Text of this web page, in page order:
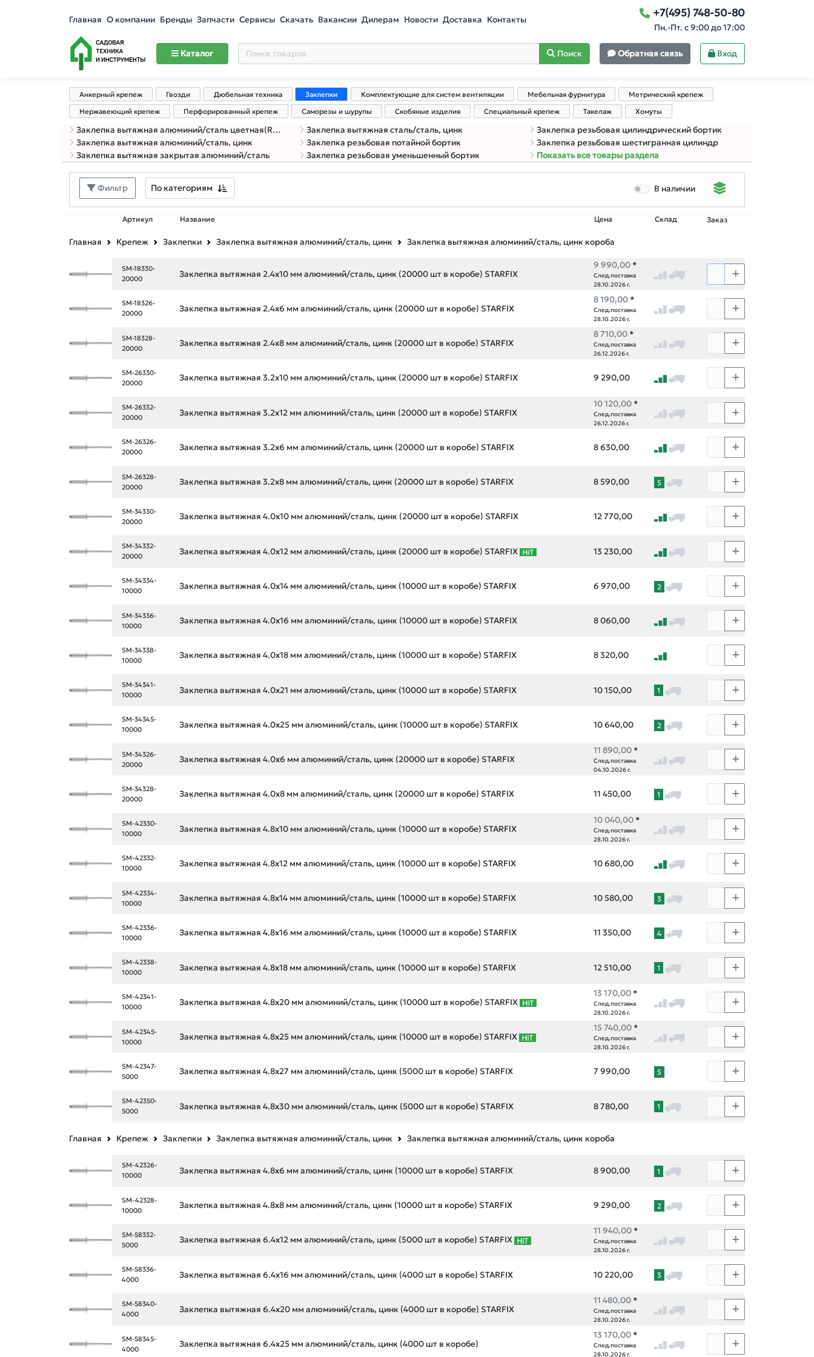
Главная О компании Бренды Запчасти Сервисы Скачать Вакансии Дилерам Новости Доставка Контакты +7(495) 748-50-80
Пн.-Пт. с 9:00 до 17:00
Каталог Поиск Обратная связь Вход
Анкерный крепеж Гвозди Дюбельная техника Заклепки Комплектующие для систем вентиляции Мебельная фурнитура
Метрический крепеж
Нержавеющий крепеж
Перфорированный крепеж Саморезы и шурупы Скобяные изделия Специальный крепеж Такелаж Хомуты
Заклепка вытяжная алюминий/сталь цветная(RAL)
Заклепка вытяжная алюминий/сталь, цинк
Заклепка вытяжная закрытая алюминий/сталь
Заклепка вытяжная сталь/сталь, цинк
Заклепка резьбовая потайной бортик
Заклепка резьбовая уменьшенный бортик
Заклепка резьбовая цилиндрический бортик
Заклепка резьбовая шестигранная цилиндр
Показать все товары раздела
Фильтр По категориям В наличии
Артикул Название Цена Склад Заказ
Главная Крепеж Заклепки Заклепка вытяжная алюминий/сталь, цинк Заклепка вытяжная алюминий/сталь, цинк короба
SM-18330-
20000
Заклепка вытяжная 2.4х10 мм алюминий/сталь, цинк (20000 шт в коробе) STARFIX
9 990,00 *
След.поставка
28.10.2026 г.
SM-18326-
20000
Заклепка вытяжная 2.4х6 мм алюминий/сталь, цинк (20000 шт в коробе) STARFIX
8 190,00 *
След.поставка
28.10.2026 г.
SM-18328-
20000
Заклепка вытяжная 2.4х8 мм алюминий/сталь, цинк (20000 шт в коробе) STARFIX
8 710,00 *
След.поставка
26.12.2026 г.
SM-26330-
20000
Заклепка вытяжная 3.2х10 мм алюминий/сталь, цинк (20000 шт в коробе) STARFIX 9 290,00
SM-26332-
20000
Заклепка вытяжная 3.2х12 мм алюминий/сталь, цинк (20000 шт в коробе) STARFIX
10 120,00 *
След.поставка
26.12.2026 г.
SM-26326-
20000
Заклепка вытяжная 3.2х6 мм алюминий/сталь, цинк (20000 шт в коробе) STARFIX 8 630,00
SM-26328-
20000
Заклепка вытяжная 3.2х8 мм алюминий/сталь, цинк (20000 шт в коробе) STARFIX 8 590,00 5
SM-34330-
20000
Заклепка вытяжная 4.0х10 мм алюминий/сталь, цинк (20000 шт в коробе) STARFIX 12 770,00
SM-34332-
20000
Заклепка вытяжная 4.0х12 мм алюминий/сталь, цинк (20000 шт в коробе) STARFIX 13 230,00
SM-34334-
10000
Заклепка вытяжная 4.0х14 мм алюминий/сталь, цинк (10000 шт в коробе) STARFIX 6 970,00 2
SM-34336-
10000
Заклепка вытяжная 4.0х16 мм алюминий/сталь, цинк (10000 шт в коробе) STARFIX 8 060,00
SM-34338-
10000
Заклепка вытяжная 4.0х18 мм алюминий/сталь, цинк (10000 шт в коробе) STARFIX 8 320,00
SM-34341-
10000
Заклепка вытяжная 4.0х21 мм алюминий/сталь, цинк (10000 шт в коробе) STARFIX 10 150,00 1
SM-34345-
10000
Заклепка вытяжная 4.0х25 мм алюминий/сталь, цинк (10000 шт в коробе) STARFIX 10 640,00 2
SM-34326-
20000
Заклепка вытяжная 4.0х6 мм алюминий/сталь, цинк (20000 шт в коробе) STARFIX
11 890,00 *
След.поставка
04.10.2026 г.
SM-34328-
20000
Заклепка вытяжная 4.0х8 мм алюминий/сталь, цинк (20000 шт в коробе) STARFIX 11 450,00 1
SM-42330-
10000
Заклепка вытяжная 4.8х10 мм алюминий/сталь, цинк (10000 шт в коробе) STARFIX
10 040,00 *
След.поставка
28.10.2026 г.
SM-42332-
10000
Заклепка вытяжная 4.8х12 мм алюминий/сталь, цинк (10000 шт в коробе) STARFIX 10 680,00
SM-42334-
10000
Заклепка вытяжная 4.8х14 мм алюминий/сталь, цинк (10000 шт в коробе) STARFIX 10 580,00 3
SM-42336-
10000
Заклепка вытяжная 4.8х16 мм алюминий/сталь, цинк (10000 шт в коробе) STARFIX 11 350,00 4
SM-42338-
10000
Заклепка вытяжная 4.8х18 мм алюминий/сталь, цинк (10000 шт в коробе) STARFIX 12 510,00 1
SM-42341-
10000
Заклепка вытяжная 4.8х20 мм алюминий/сталь, цинк (10000 шт в коробе) STARFIX
13 170,00 *
След.поставка
28.10.2026 г.
SM-42345-
10000
Заклепка вытяжная 4.8х25 мм алюминий/сталь, цинк (10000 шт в коробе) STARFIX
15 740,00 *
След.поставка
28.10.2026 г.
SM-42347-
5000
Заклепка вытяжная 4.8х27 мм алюминий/сталь, цинк (5000 шт в коробе) STARFIX 7 990,00 5
SM-42350-
5000
Заклепка вытяжная 4.8х30 мм алюминий/сталь, цинк (5000 шт в коробе) STARFIX 8 780,00 1
Главная Крепеж Заклепки Заклепка вытяжная алюминий/сталь, цинк Заклепка вытяжная алюминий/сталь, цинк короба
SM-42326-
10000
Заклепка вытяжная 4.8х6 мм алюминий/сталь, цинк (10000 шт в коробе) STARFIX 8 900,00 1
SM-42328-
10000
Заклепка вытяжная 4.8х8 мм алюминий/сталь, цинк (10000 шт в коробе) STARFIX 9 290,00 2
SM-58332-
5000
Заклепка вытяжная 6.4х12 мм алюминий/сталь, цинк (5000 шт в коробе) STARFIX
11 940,00 *
След.поставка
28.10.2026 г.
SM-58336-
4000
Заклепка вытяжная 6.4х16 мм алюминий/сталь, цинк (4000 шт в коробе) STARFIX 10 220,00 3
SM-58340-
4000
Заклепка вытяжная 6.4х20 мм алюминий/сталь, цинк (4000 шт в коробе) STARFIX
11 480,00 *
След.поставка
28.10.2026 г.
SM-58345-
4000
Заклепка вытяжная 6.4х25 мм алюминий/сталь, цинк (4000 шт в коробе)
13 170,00 *
След.поставка
28.10.2026 г.